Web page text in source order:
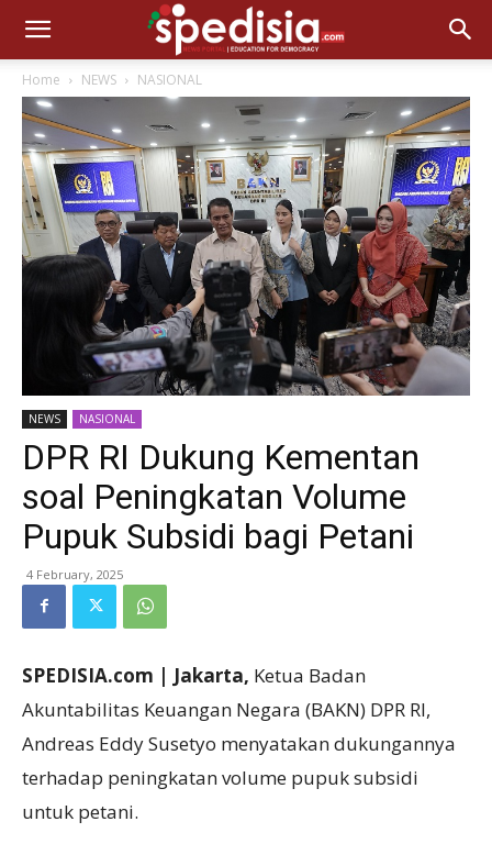
Home NEWS NASIONAL
NEWS NASIONAL
DPR RI Dukung Kementan
soal Peningkatan Volume
Pupuk Subsidi bagi Petani
4 February, 2025
SPEDISIA.com | Jakarta, Ketua Badan
Akuntabilitas Keuangan Negara (BAKN) DPR RI,
Andreas Eddy Susetyo menyatakan dukungannya
terhadap peningkatan volume pupuk subsidi
untuk petani.